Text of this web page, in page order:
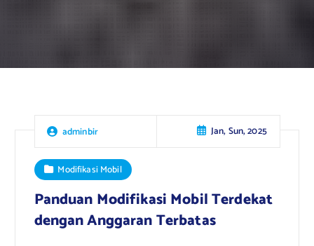
adminbir Jan, Sun, 2025
Modifikasi Mobil
Panduan Modifikasi Mobil Terdekat
dengan Anggaran Terbatas